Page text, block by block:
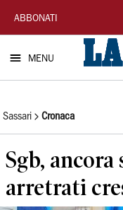
La
Nuova
Sardegna
ABBONATI
MENU
Sassari Cronaca
Sgb,
arretrati